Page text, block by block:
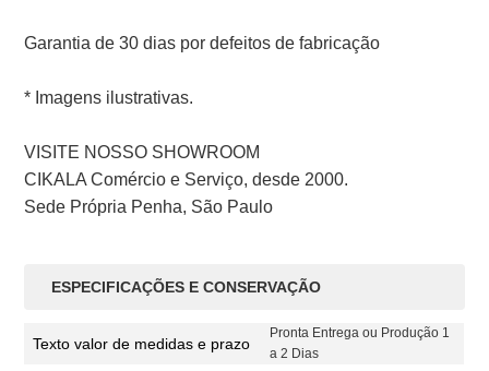
Garantia de 30 dias por defeitos de fabricação
* Imagens ilustrativas.
VISITE NOSSO SHOWROOM
CIKALA Comércio e Serviço, desde 2000.
Sede Própria Penha, São Paulo
ESPECIFICAÇÕES E CONSERVAÇÃO
Texto valor de medidas e prazo
Pronta Entrega ou Produção 1
a 2 Dias